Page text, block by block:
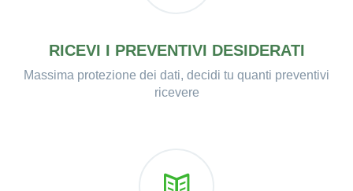
RICEVI I PREVENTIVI DESIDERATI
Massima protezione dei dati, decidi tu quanti preventivi
ricevere